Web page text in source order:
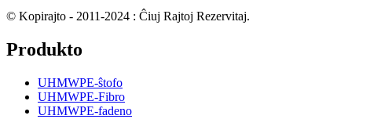
© Kopirajto - 2011-2024 : Ĉiuj Rajtoj Rezervitaj.
Produkto
UHMWPE-ŝtofo
UHMWPE-Fibro
UHMWPE-fadeno